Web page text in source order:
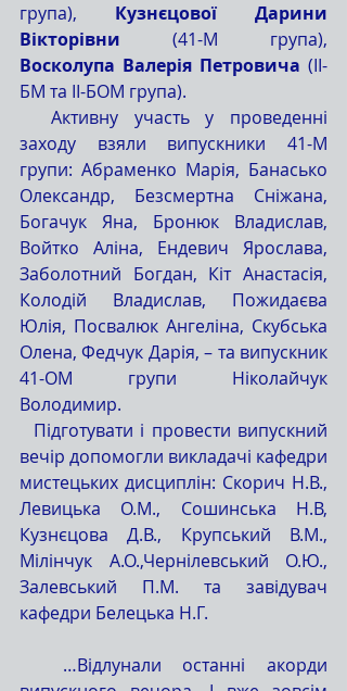
група), Кузнєцової Дарини
Вікторівни
Восколупа Валерія Петровича (ІІ-
БМ та ІІ-БОМ група).
  Активну участь у проведенні
заходу взяли випускники 41-М
групи: Абраменко Марія, Банасько
Олександр, Безсмертна Сніжана,
Богачук Яна, Бронюк Владислав,
Войтко Аліна, Ендевич Ярослава,
Заболотний Богдан, Кіт Анастасія,
Колодій Владислав, Пожидаєва
Юлія, Посвалюк Ангеліна, Скубська
Олена, Федчук Дарія, – та випускник
41-ОМ групи Ніколайчук
Володимир.
вечір допомогли викладачі кафедри
мистецьких дисциплін: Скорич Н.В.,
Левицька О.М., Сошинська Н.В,
Кузнєцова Д.В., Крупський В.М.,
Мілінчук А.О.,Чернілевський О.Ю.,
Залевський П.М. та завідувач
кафедри Белецька Н.Г.